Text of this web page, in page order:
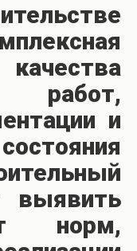
работ,
и
выявить
норм,